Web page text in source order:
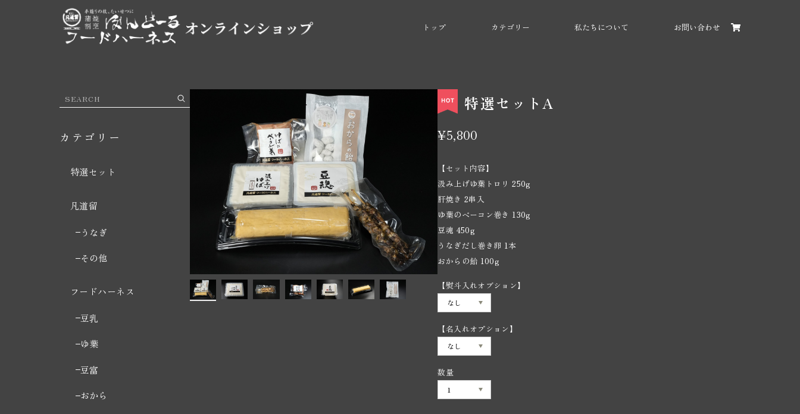
トップ カテゴリー 私たちについて お問い合わせ
カテゴリー
特選セット
凡道留
うなぎ
その他
フードハーネス
豆乳
ゆ葉
豆富
おから
特選セットA
¥5,800
【セット内容】
汲み上げゆ葉トロリ 250g
肝焼き 2串入
ゆ葉のベーコン巻き 130g
豆魂 450g
うなぎだし巻き卵 1本
おからの飴 100g
【熨斗入れオブション】
【名入れオプション】
数量